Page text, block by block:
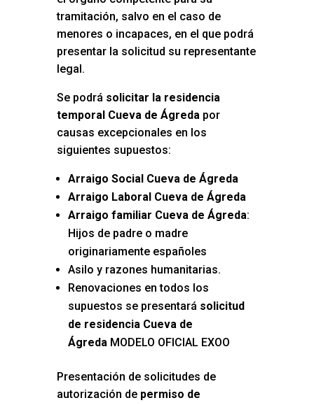
tramitación, salvo en el caso de
menores o incapaces, en el que podrá
presentar la solicitud su representante
legal.
Se podrá solicitar la residencia
temporal Cueva de Ágredapor
causas excepcionales en los
siguientes supuestos:
Arraigo Social Cueva de Ágreda
Arraigo Laboral Cueva de Ágreda
Arraigo familiar Cueva de Ágreda:
Hijos de padre o madre
originariamente españoles
Asilo y razones humanitarias.
Renovaciones en todos los
supuestos se presentará solicitud
de residencia Cueva de
ÁgredaMODELO OFICIAL EXOO
Presentación de solicitudes de
autorización depermiso de